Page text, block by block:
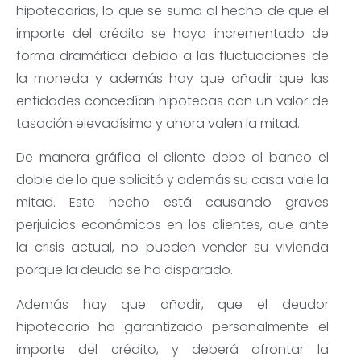
hipotecarias, lo que se suma al hecho de que el
importe del crédito se haya incrementado de
forma dramática debido a las fluctuaciones de
la moneda y además hay que añadir que las
entidades concedían hipotecas con un valor de
tasación elevadísimo y ahora valen la mitad.
De manera gráfica el cliente debe al banco el
doble de lo que solicitó y además su casa vale la
mitad. Este hecho está causando graves
perjuicios económicos en los clientes, que ante
la crisis actual, no pueden vender su vivienda
porque la deuda se ha disparado.
Además hay que añadir, que el deudor
hipotecario ha garantizado personalmente el
importe del crédito, y deberá afrontar la